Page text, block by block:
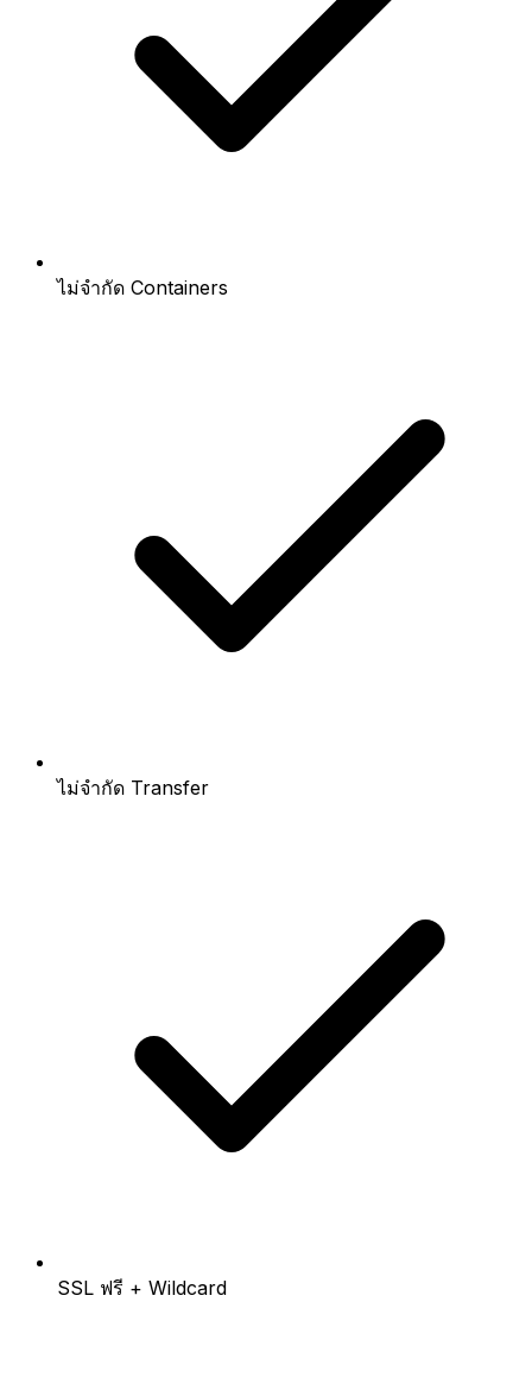
ไม่จำกัด Containers
ไม่จำกัด Transfer
SSL ฟรี + Wildcard